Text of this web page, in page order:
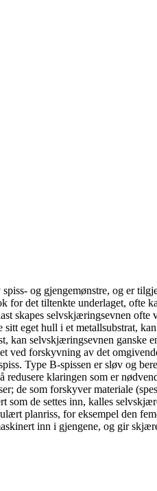
og gjengemønstre, og er
for det tiltenkte underlaget, ofte
skapes selvskjæringsevnen
eget hull i et metallsubstrat,
kan selvskjæringsevnen ganske
ved forskyvning av det
Type B-spissen er sløv og
klaringen som er
de som forskyver materiale
som de settes inn, kalles
planriss, for eksempel den
inn i gjengene, og gir